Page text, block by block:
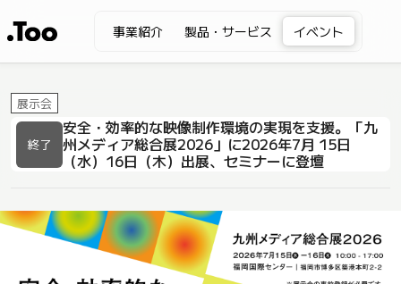
事業紹介 製品・サービス イベント
展示会
終了
安全・効率的な映像制作環境の実現を支援。「九
州メディア総合展2026」に2026年7月 15日
（水）16日（木）出展、セミナーに登壇